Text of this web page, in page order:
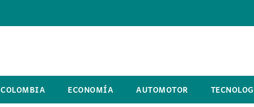
COLOMBIA ECONOMÍA AUTOMOTOR